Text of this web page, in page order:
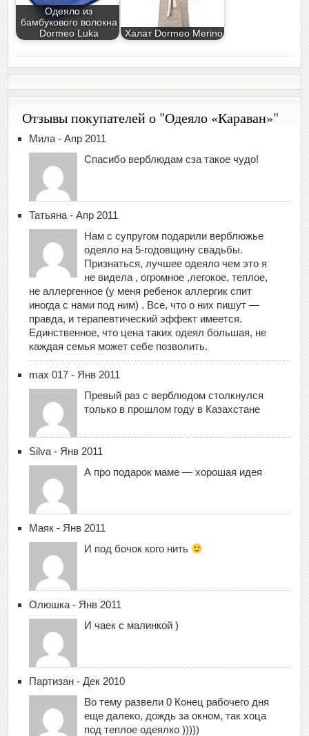
Одеяло из
бамбукового волокна
Dormeo Luka
Халат Dormeo Merino
Отзывы покупателей о "Одеяло «Караван»"
Мила - Апр 2011
Спасибо верблюдам сза такое чудо!
Татьяна - Апр 2011
Нам с супругом подарили верблюжье
одеяло на 5-годовщину свадьбы.
Признаться, лучшее одеяло чем это я
не видела , огромное ,легокое, теплое,
не аллергенное (у меня ребенок аллергик спит
иногда с нами под ним) . Все, что о них пишут —
правда, и терапевтический эффект имеется.
Единственное, что цена таких одеял большая, не
каждая семья может себе позволить.
max 017 - Янв 2011
Превый раз с верблюдом столкнулся
только в прошлом году в Казахстане
Silva - Янв 2011
А про подарок маме — хорошая идея
Маяк - Янв 2011
И под бочок кого нить
Олюшка - Янв 2011
И чаек с малинкой )
Партизан - Дек 2010
Во тему развели 0 Конец рабочего дня
еще далеко, дождь за окном, так хоца
под теплое одеялко )))))